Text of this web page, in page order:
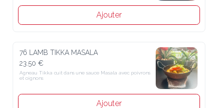
Ajouter
76 LAMB TIKKA MASALA
23.50 €
Agneau Tikka cuit dans une sauce Masala avec poivrons et oignons
Ajouter